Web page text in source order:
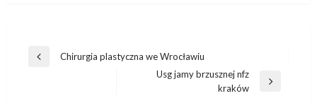
Nawigacja
Poprzedni
Chirurgia plastyczna we Wrocławiu
Usg jamy brzusznej nfz
kraków